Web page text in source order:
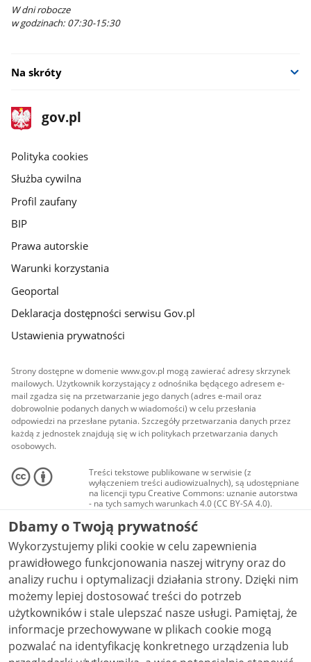
W dni robocze
w godzinach: 07:30-15:30
Na skróty
stopka
gov.pl
Strona
gov.pl
gov.pl
Polityka cookies
Służba cywilna
Profil zaufany
BIP
Prawa autorskie
Warunki korzystania
Geoportal
Deklaracja dostępności serwisu Gov.pl
Ustawienia prywatności
Strony dostępne w domenie www.gov.pl mogą zawierać adresy skrzynek
mailowych. Użytkownik korzystający z odnośnika będącego adresem e-
mail zgadza się na przetwarzanie jego danych (adres e-mail oraz
dobrowolnie podanych danych w wiadomości) w celu przesłania
odpowiedzi na przesłane pytania. Szczegóły przetwarzania danych przez
każdą z jednostek znajdują się w ich politykach przetwarzania danych
osobowych.
Treści tekstowe publikowane w serwisie (z
wyłączeniem treści audiowizualnych), są udostępniane
na licencji typu Creative Commons: uznanie autorstwa
- na tych samych warunkach 4.0 (CC BY-SA 4.0).
Materiały audiowizualne, w tym zdjęcia, materiały
audio i wideo, są udostępniane na licencji typu
Creative Commons: uznanie autorstwa użycie
niekomercyjne - bez utworów zależnych 4.0 (CC BY-
NC-ND 4.0), o ile nie jest to stwierdzone inaczej.
Dbamy o Twoją prywatność
Wykorzystujemy pliki cookie w celu zapewnienia
prawidłowego funkcjonowania naszej witryny oraz do
analizy ruchu i optymalizacji działania strony. Dzięki nim
możemy lepiej dostosować treści do potrzeb
użytkowników i stale ulepszać nasze usługi. Pamiętaj, że
informacje przechowywane w plikach cookie mogą
pozwalać na identyfikację konkretnego urządzenia lub